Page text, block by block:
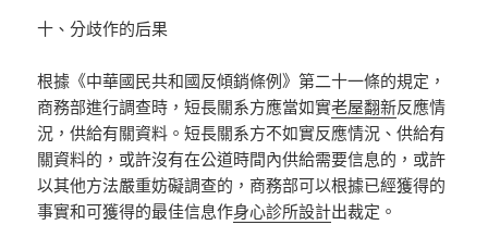
十、分歧作的后果
根據《中華國民共和國反傾銷條例》第二十一條的規定，
商務部進行調查時，短長關系方應當如實老屋翻新反應情
況，供給有關資料。短長關系方不如實反應情況、供給有
關資料的，或許沒有在公道時間內供給需要信息的，或許
以其他方法嚴重妨礙調查的，商務部可以根據已經獲得的
事實和可獲得的最佳信息作身心診所設計出裁定。